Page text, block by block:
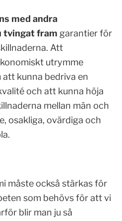
med andra
tvingat fram garantier för
Att
utrymme
att kunna bedriva en
och att kunna höja
mellan män och
osakliga, ovärdiga och
måste också stärkas för
som behövs för att vi
blir man ju så